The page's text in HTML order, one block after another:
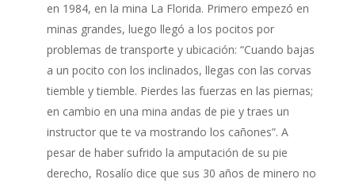
en 1984, en la mina La Florida. Primero empezó en
minas grandes, luego llegó a los pocitos por
problemas de transporte y ubicación: “Cuando bajas
a un pocito con los inclinados, llegas con las corvas
tiemble y tiemble. Pierdes las fuerzas en las piernas;
en cambio en una mina andas de pie y traes un
instructor que te va mostrando los cañones”. A
pesar de haber sufrido la amputación de su pie
derecho, Rosalío dice que sus 30 años de minero no